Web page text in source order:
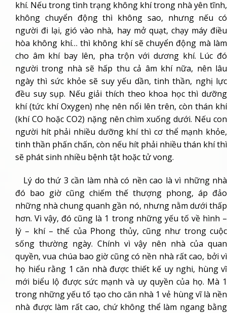
khí. Nếu trong tình trạng không khí trong nhà yên tĩnh,
không chuyển động thì không sao, nhưng nếu có
người đi lại, gió vào nhà, hay mở quạt, chạy máy điều
hòa không khí… thì không khí sẽ chuyển động mà làm
cho âm khí bay lên, pha trộn với dương khí. Lúc đó
người trong nhà sẽ hấp thu cả âm khí nữa, nên lâu
ngày thì sức khỏe sẽ suy yếu dần, tinh thần, nghị lực
đều suy sụp. Nếu giải thích theo khoa học thì dưỡng
khí (tức khí Oxygen) nhẹ nên nổi lên trên, còn thán khí
(khí CO hoặc CO2) nặng nên chìm xuống dưới. Nếu con
người hít phải nhiều dưỡng khí thì cơ thể mạnh khỏe,
tinh thần phấn chấn, còn nếu hít phải nhiều thán khí thì
sẽ phát sinh nhiều bệnh tật hoặc tử vong.
Lý do thứ 3 cần làm nhà có nền cao là vì những nhà
đó bao giờ cũng chiếm thế thượng phong, áp đảo
những nhà chung quanh gần nó, nhưng nằm dưới thấp
hơn. Vì vậy, đó cũng là 1 trong những yếu tố về hình –
lý – khí – thế của Phong thủy, cũng như trong cuộc
sống thường ngày. Chính vì vậy nên nhà của quan
quyền, vua chúa bao giờ cũng có nền nhà rất cao, bởi vì
họ hiểu rằng 1 căn nhà được thiết kế uy nghi, hùng vĩ
mới biểu lộ được sức mạnh và uy quyền của họ. Mà 1
trong những yếu tố tạo cho căn nhà 1 vẻ hùng vĩ là nền
nhà được làm rất cao, chứ không thể làm ngang bằng